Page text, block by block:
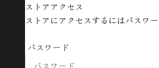
コンテンツへスキップ
SOWAN【公式】| オ
ストアアクセス
ストアにアクセスするにはパスワ
パスワード